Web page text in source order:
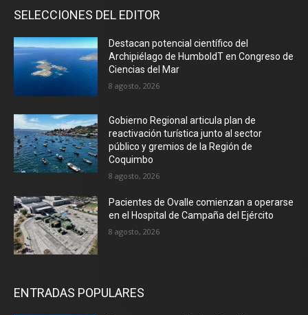
SELECCIONES DEL EDITOR
Destacan potencial científico del
Archipiélago de HumboldT en Congreso de
Ciencias del Mar
8 agosto, 2026
Gobierno Regional articula plan de
reactivación turística junto al sector
público y gremios de la Región de
Coquimbo
8 agosto, 2026
Pacientes de Ovalle comienzan a operarse
en el Hospital de Campaña del Ejército
8 agosto, 2026
ENTRADAS POPULARES